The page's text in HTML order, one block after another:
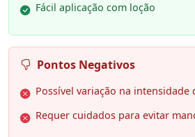
Fácil aplicação com loção
Pontos Negativos
Possível variação na intensidade
Requer cuidados para evitar